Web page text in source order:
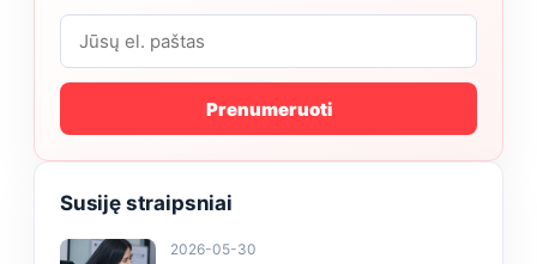
Prenumeruoti
Susiję straipsniai
2026-05-30